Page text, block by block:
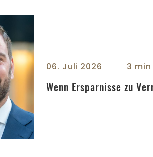
Vermögen werden - right
06. Juli 2026 3 min
Wenn Ersparnisse zu